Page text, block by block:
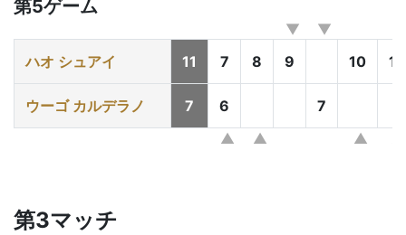
第5ゲーム
ハオ シュアイ 11 7 8 9 10 11
ウーゴ カルデラノ 7 6 7
第3マッチ